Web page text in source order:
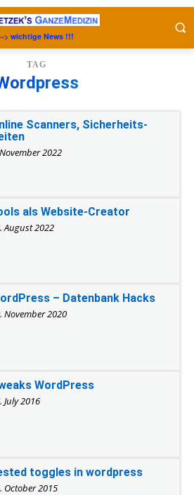
> wichtige News !!!
TAG
Scanners, Sicherheits-
2022
als Website-Creator
August 2022
– Datenbank Hacks
November 2020
WordPress
July 2016
toggles in wordpress
October 2015